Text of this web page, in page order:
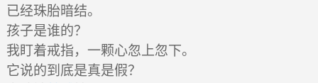
已经珠胎暗结。
孩子是谁的？
我盯着戒指，一颗心忽上忽下。
它说的到底是真是假？